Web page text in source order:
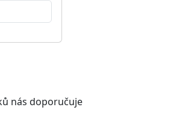
nás doporučuje